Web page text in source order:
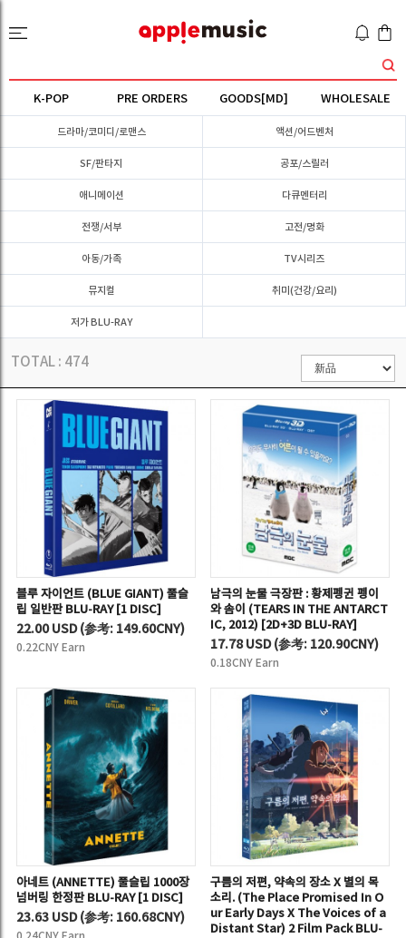
K-POP PRE ORDERS GOODS[MD] WHOLESALE
드라마/코미디/로맨스 액션/어드벤처
SF/판타지 공포/스릴러
애니메이션 다큐멘터리
전쟁/서부 고전/명화
아동/가족 TV시리즈
뮤지컬 취미(건강/요리)
저가 BLU-RAY
TOTAL : 474
블루 자이언트 (BLUE GIANT) 풀슬
립 일반판 BLU-RAY [1 DISC]
22.00 USD(参考: 149.60CNY)
0.22CNY Earn
남극의 눈물 극장판 : 황제펭귄 펭이
와 솜이 (TEARS IN THE ANTARCT
IC, 2012) [2D+3D BLU-RAY]
17.78 USD(参考: 120.90CNY)
0.18CNY Earn
아네트 (ANNETTE) 풀슬립 1000장
넘버링 한정판 BLU-RAY [1 DISC]
23.63 USD(参考: 160.68CNY)
구름의 저편, 약속의 장소 X 별의 목
소리. (The Place Promised In O
ur Early Days X The Voices of a
Distant Star) 2 Film Pack BLU-